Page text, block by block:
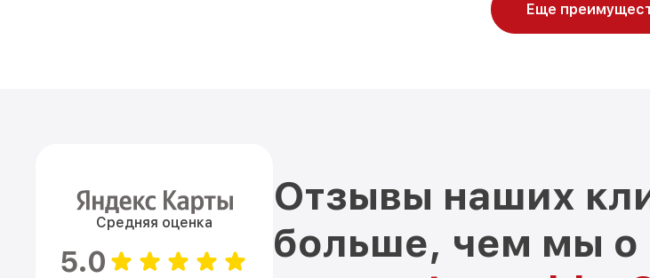
Еще
Средняя оценка
5.0
Отзывы наших
больше, чем мы